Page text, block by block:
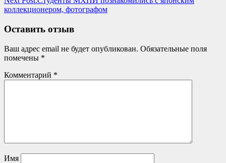
коллекционером, фотографом
Оставить отзыв
Ваш адрес email не будет опубликован. Обязательные поля
помечены *
Комментарий *
Имя